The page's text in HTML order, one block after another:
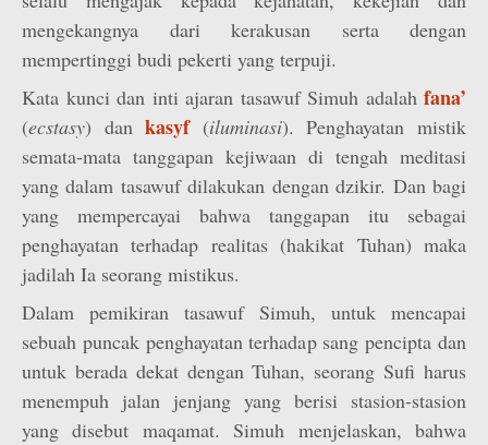
mengekangnya dari kerakusan serta dengan
mempertinggi budi pekerti yang terpuji.
Kata kunci dan inti ajaran tasawuf Simuh adalah fana’
(ecstasy) dankasyf(iluminasi). Penghayatan mistik
semata-mata tanggapan kejiwaan di tengah meditasi
yang dalam tasawuf dilakukan dengan dzikir. Dan bagi
yang mempercayai bahwa tanggapan itu sebagai
penghayatan terhadap realitas (hakikat Tuhan) maka
jadilah Ia seorang mistikus.
Dalam pemikiran tasawuf Simuh, untuk mencapai
sebuah puncak penghayatan terhadap sang pencipta dan
untuk berada dekat dengan Tuhan, seorang Sufi harus
menempuh jalan jenjang yang berisi stasion-stasion
yang disebut maqamat. Simuh menjelaskan, bahwa